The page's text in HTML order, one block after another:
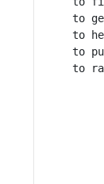
to
to
to